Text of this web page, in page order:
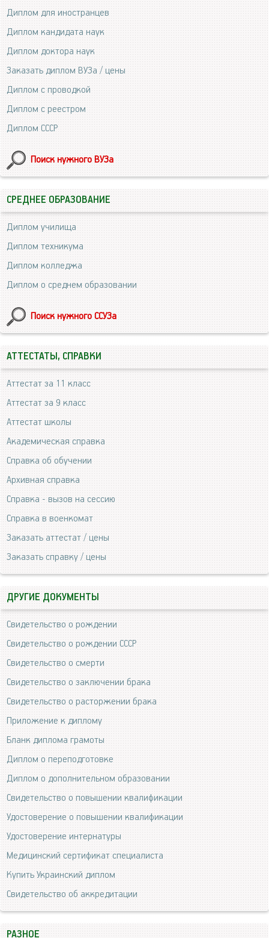
Диплом для иностранцев
Диплом кандидата наук
Диплом доктора наук
Заказать диплом ВУЗа / цены
Диплом с проводкой
Диплом с реестром
Диплом СССР
Поиск нужного ВУЗа
СРЕДНЕЕ ОБРАЗОВАНИЕ
Диплом училища
Диплом техникума
Диплом колледжа
Диплом о среднем образовании
Поиск нужного ССУЗа
АТТЕСТАТЫ, СПРАВКИ
Аттестат за 11 класс
Аттестат за 9 класс
Аттестат школы
Академическая справка
Справка об обучении
Архивная справка
Справка - вызов на сессию
Справка в военкомат
Заказать аттестат / цены
Заказать справку / цены
ДРУГИЕ ДОКУМЕНТЫ
Свидетельство о рождении
Свидетельство о рождении СССР
Свидетельство о смерти
Свидетельство о заключении брака
Свидетельство о расторжении брака
Приложение к диплому
Бланк диплома грамоты
Диплом о переподготовке
Диплом о дополнительном образовании
Свидетельство о повышении квалификации
Удостоверение о повышении квалификации
Удостоверение интернатуры
Медицинский сертификат специалиста
Купить Украинский диплом
Свидетельство об аккредитации
РАЗНОЕ